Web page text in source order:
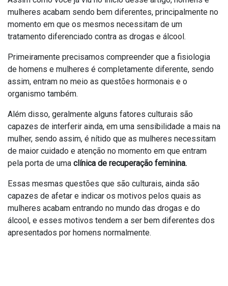
mulheres acabam sendo bem diferentes, principalmente no
momento em que os mesmos necessitam de um
tratamento diferenciado contra as drogas e álcool.
Primeiramente precisamos compreender que a fisiologia
de homens e mulheres é completamente diferente, sendo
assim, entram no meio as questões hormonais e o
organismo também.
Além disso, geralmente alguns fatores culturais são
capazes de interferir ainda, em uma sensibilidade a mais na
mulher, sendo assim, é nítido que as mulheres necessitam
de maior cuidado e atenção no momento em que entram
pela porta de uma clínica de recuperação feminina.
Essas mesmas questões que são culturais, ainda são
capazes de afetar e indicar os motivos pelos quais as
mulheres acabam entrando no mundo das drogas e do
álcool, e esses motivos tendem a ser bem diferentes dos
apresentados por homens normalmente.